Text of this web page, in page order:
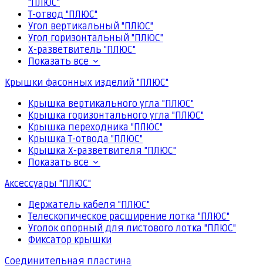
"ПЛЮС"
Т-отвод "ПЛЮС"
Угол вертикальный "ПЛЮС"
Угол горизонтальный "ПЛЮС"
Х-разветвитель "ПЛЮС"
Показать все
Крышки фасонных изделий "ПЛЮС"
Крышка вертикального угла "ПЛЮС"
Крышка горизонтального угла "ПЛЮС"
Крышка переходника "ПЛЮС"
Крышка Т-отвода "ПЛЮС"
Крышка Х-разветвителя "ПЛЮС"
Показать все
Аксессуары "ПЛЮС"
Держатель кабеля "ПЛЮС"
Телескопическое расширение лотка "ПЛЮС"
Уголок опорный для листового лотка "ПЛЮС"
Фиксатор крышки
Соединительная пластина